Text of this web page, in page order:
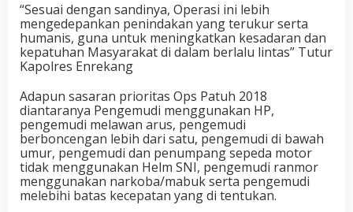
“Sesuai dengan sandinya, Operasi ini lebih
mengedepankan penindakan yang terukur serta
humanis, guna untuk meningkatkan kesadaran dan
kepatuhan Masyarakat di dalam berlalu lintas” Tutur
Kapolres Enrekang
Adapun sasaran prioritas Ops Patuh 2018
diantaranya Pengemudi menggunakan HP,
pengemudi melawan arus, pengemudi
berboncengan lebih dari satu, pengemudi di bawah
umur, pengemudi dan penumpang sepeda motor
tidak menggunakan Helm SNI, pengemudi ranmor
menggunakan narkoba/mabuk serta pengemudi
melebihi batas kecepatan yang di tentukan.